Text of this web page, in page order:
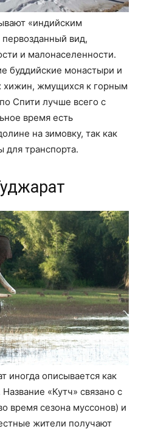
«индийским
вид,
и малонаселенности.
буддийские монастыри и
хижин, жмущихся к горным
Спити лучше всего с
время есть
на зимовку, так как
для транспорта.
иногда описывается как
«Кутч» связано с
время сезона муссонов) и
жители получают